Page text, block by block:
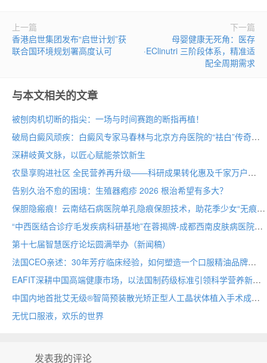
上一篇
香港启世集团发布“启世计划”获
联合国环境规划署高度认可
下一篇
母婴健康无死角：医存
·EClinutri 三阶段体系，精准适
配全周期需求
与本文相关的文章
被刨肉机切断的指尖：一场与时间赛跑的断指再植！
破局白癜风顽疾：白癜风专家马春林与北京方舟医院的“祛白”传奇
深耕岐黄文脉，以匠心赋能茶饮新生
农垦享购进社区 全民营养再升级——科研成果转化惠及千家万户
告别久治不愈的困境：生殖器疱疹 2026 根治希望有多大？
保胆隐瘢痕！云南结石病医院单孔隐痕保胆技术，助花季少女“无痕”取石
“中西医结合诊疗毛发疾病科研基地”在蓉揭牌-成都西南皮肤病医院
第十七届智慧医疗论坛圆满举办（新闻稿）
法国CEO亲述：30年芳疗临床经验，如何塑造一个口服精油品牌
EAFIT深耕中国高端健康市场，以法国制药级标准引领科学营养新时代
中国内地首批艾无级®智简预装散光矫正型人工晶状体植入手术成功开展 创新科技赋能白内障伴散光患者重获触手可及的用眼自由
无忧口服液，欢乐的世界
发表我的评论